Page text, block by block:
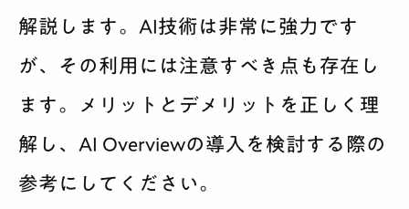
解説します。AI技術は非常に強力です
が、その利用には注意すべき点も存在し
ます。メリットとデメリットを正しく理
解し、AI Overviewの導入を検討する際の
参考にしてください。